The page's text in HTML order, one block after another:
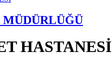
HASTANESİ